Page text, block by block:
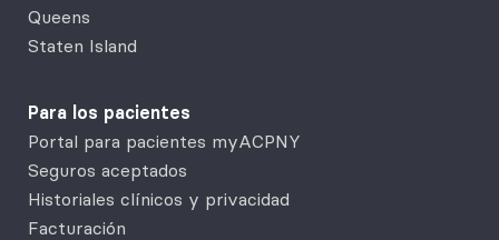
Queens
Staten Island
Para los pacientes
Portal para pacientes myACPNY
Seguros aceptados
Historiales clínicos y privacidad
Facturación